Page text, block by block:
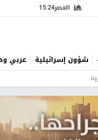
العصر15:24
شؤون إسرائيلية عربي